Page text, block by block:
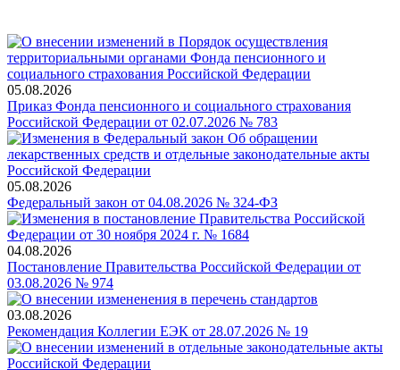
05.08.2026
Приказ Фонда пенсионного и социального страхования
Российской Федерации от 02.07.2026 № 783
05.08.2026
Федеральный закон от 04.08.2026 № 324-ФЗ
04.08.2026
Постановление Правительства Российской Федерации от
03.08.2026 № 974
03.08.2026
Рекомендация Коллегии ЕЭК от 28.07.2026 № 19